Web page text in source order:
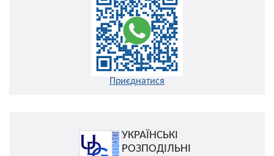
Приєднатися
УКРАЇНСЬКІ
РОЗПОДІЛЬНІ